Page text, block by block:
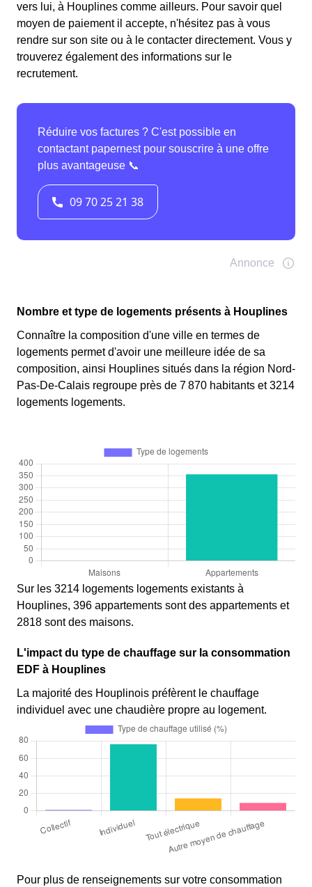
vers lui, à Houplines comme ailleurs. Pour savoir quel
moyen de paiement il accepte, n'hésitez pas à vous
rendre sur son site ou à le contacter directement. Vous y
trouverez également des informations sur le
recrutement.
Nombre et type de logements présents à Houplines
Connaître la composition d'une ville en termes de
logements permet d'avoir une meilleure idée de sa
composition, ainsi Houplines situés dans la région Nord-
Pas-De-Calais regroupe près de 7 870 habitants et 3214
logements logements.
Sur les 3214 logements logements existants à
Houplines, 396 appartements sont des appartements et
2818 sont des maisons.
L'impact du type de chauffage sur la consommation
EDF à Houplines
La majorité des Houplinois préfèrent le chauffage
individuel avec une chaudière propre au logement.
Pour plus de renseignements sur votre consommation